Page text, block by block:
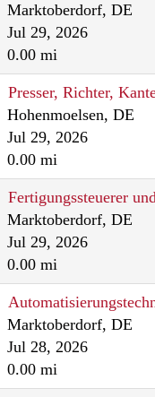
Marktoberdorf, DE
Jul 29, 2026
0.00 mi
Presser, Richter,
Hohenmoelsen, DE
Jul 29, 2026
0.00 mi
Fertigungssteuerer
Marktoberdorf, DE
Jul 29, 2026
0.00 mi
Marktoberdorf, DE
Jul 28, 2026
0.00 mi